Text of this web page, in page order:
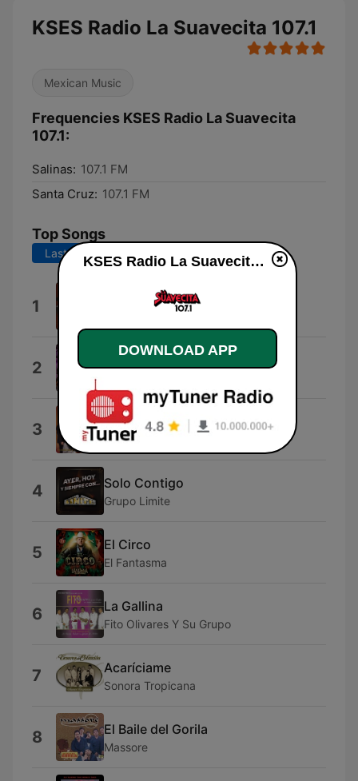
KSES Radio La Suavecita 107.1
Mexican Music
Frequencies KSES Radio La Suavecita
107.1:
Salinas: 107.1 FM
Santa Cruz: 107.1 FM
Top Songs
Last 7 days Last 30 days
1 Mitad y Mitad
2 El Baile del Gavílán
3 Cumbia del Sol
Los Caminantes
4 Solo Contigo
Grupo Limite
5 El Circo
El Fantasma
6 La Gallina
Fito Olivares Y Su Grupo
7 Acaríciame
Sonora Tropicana
8 El Baile del Gorila
Massore
KSES Radio La Suavecita 107.1 live
DOWNLOAD APP